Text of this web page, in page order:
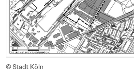
© Stadt Köln